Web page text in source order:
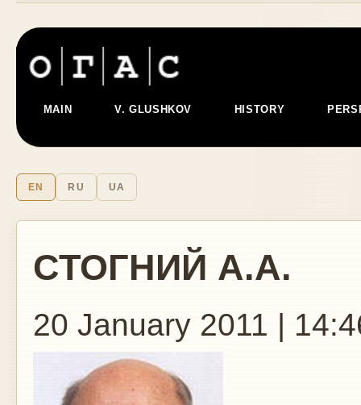
MAIN V. GLUSHKOV HISTORY
EN RU UA
СТОГНИЙ А.А.
20 January 2011 |